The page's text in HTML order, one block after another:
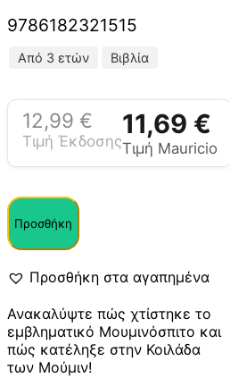
9786182321515
Από 3 ετών Βιβλία
12,99 €
Τιμή Έκδοσης
11,69 €
Τιμή Mauricio
Προσθήκη
Προσθήκη στα αγαπημένα
Ανακαλύψτε πώς χτίστηκε το
εμβληματικό Μουμινόσπιτο και
πώς κατέληξε στην Κοιλάδα
των Μούμιν!